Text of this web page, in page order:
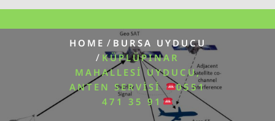
HOME / BURSA UYDUCU
/ KÜPLÜPINAR
MAHALLESI UYDUCU,
ANTEN SERVISI
0551
471 35 91